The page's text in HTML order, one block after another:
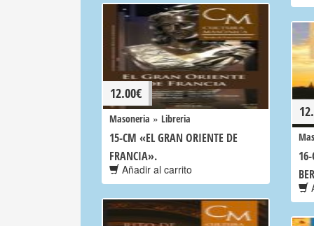
12.00€
Masoneria » Libreria
15-CM «EL GRAN ORIENTE DE
FRANCIA».
Añadir al carrito